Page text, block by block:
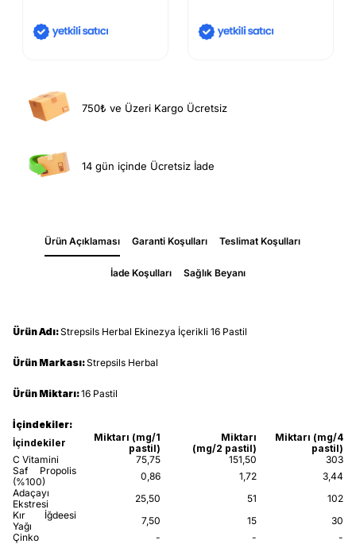
750₺ ve Üzeri Kargo Ücretsiz
14 gün içinde Ücretsiz İade
Ürün Açıklaması Garanti Koşulları Teslimat Koşulları
İade Koşulları Sağlık Beyanı
Ürün Adı:Strepsils Herbal Ekinezya İçerikli 16 Pastil
Ürün Markası:Strepsils Herbal
Ürün Miktarı:16 Pastil
İçindekiler:
İçindekiler
Miktarı (mg/1
pastil)
Miktarı
(mg/2 pastil)
Miktarı (mg/4
pastil)
C Vitamini
75,75 151,50
303
Saf Propolis
(%100)
0,86 1,72
3,44
Adaçayı
Ekstresi
25,50 51
102
Kır İğdeesi
Yağı
7,50 15
30
Çinko
- -
-